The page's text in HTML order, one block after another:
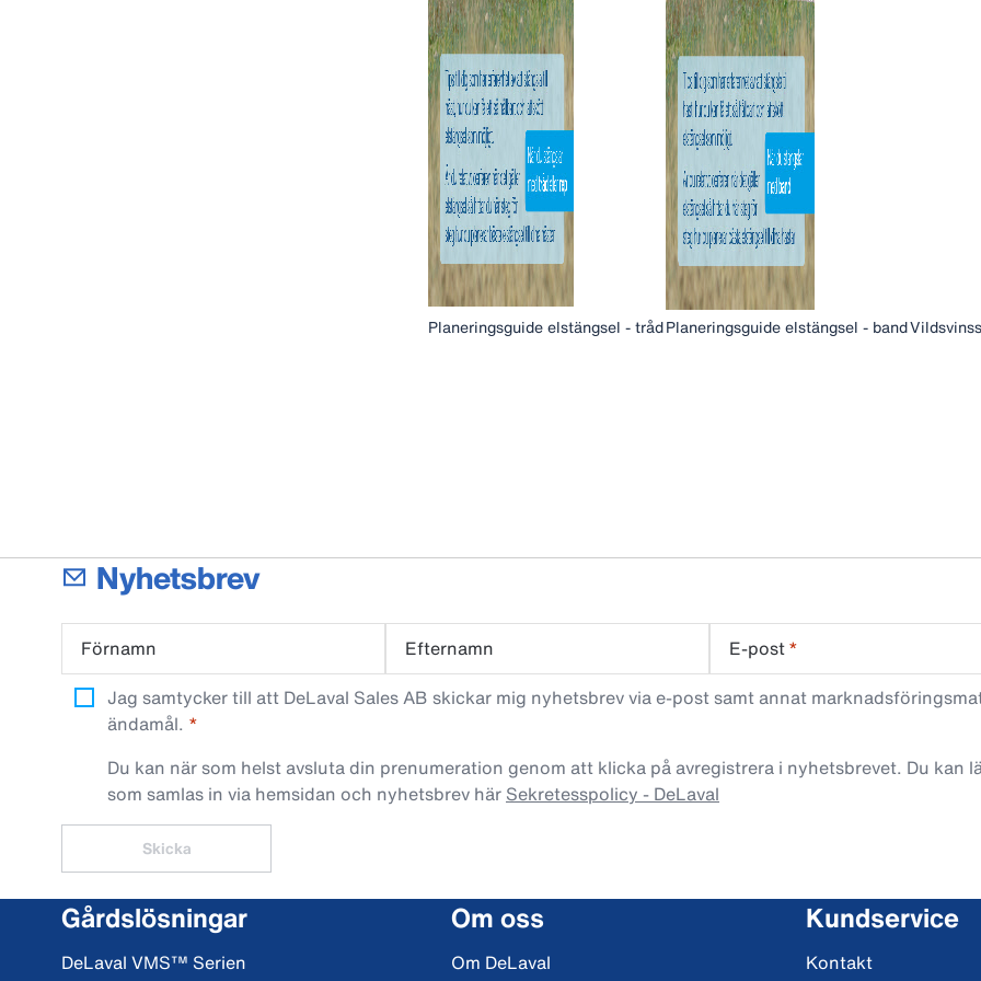
Planeringsguide elstängsel - trådPlaneringsguide elstängsel - band
Nyhetsbrev
Förnamn Efternamn E-post*
Jag samtycker till att DeLaval Sales AB skickar mig nyhetsbrev via e-post samt annat
ändamål.
Du kan när som helst avsluta din prenumeration genom att klicka på avregistrera i nyhetsbrevet. Du kan
som samlas in via hemsidan och nyhetsbrev här Sekretesspolicy - DeLaval
Skicka
Gårdslösningar
DeLaval VMS™ Serien
Om oss
Om DeLaval
Kundservice
Kontakt